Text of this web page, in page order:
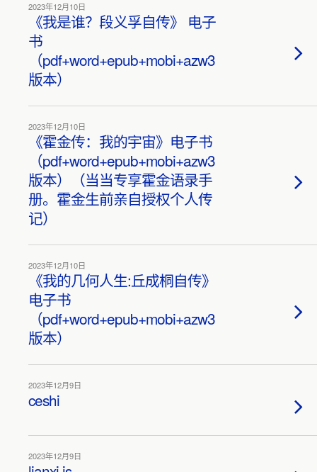
2023年12月10日
《我是谁？段义孚自传》 电子
书
（pdf+word+epub+mobi+azw3
版本）
2023年12月10日
《霍金传：我的宇宙》电子书
（pdf+word+epub+mobi+azw3
版本）（当当专享霍金语录手
册。霍金生前亲自授权个人传
记）
2023年12月10日
《我的几何人生:丘成桐自传》
电子书
（pdf+word+epub+mobi+azw3
版本）
2023年12月9日
ceshi
2023年12月9日